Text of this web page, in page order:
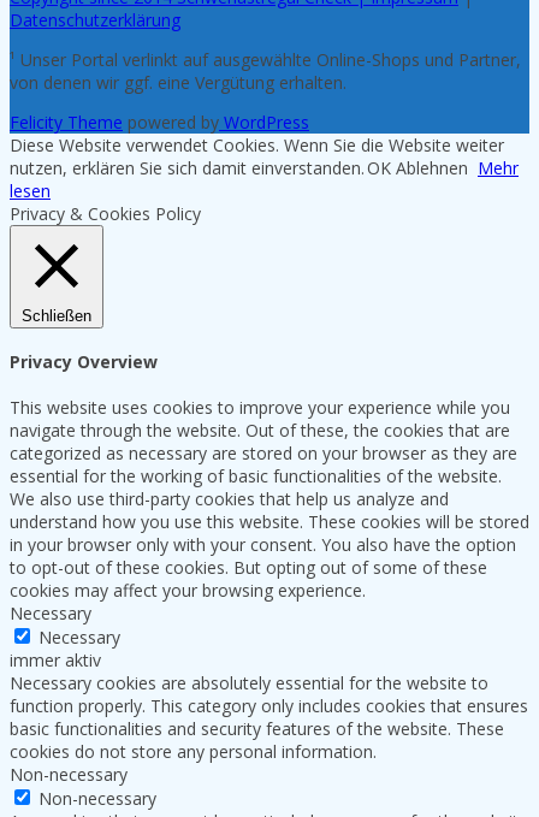
Datenschutzerklärung
¹ Unser Portal verlinkt auf ausgewählte Online-Shops und Partner,
von denen wir ggf. eine Vergütung erhalten.
Felicity Theme powered by WordPress
Diese Website verwendet Cookies. Wenn Sie die Website weiter
nutzen, erklären Sie sich damit einverstanden.OK Ablehnen Mehr
lesen
Privacy & Cookies Policy
Schließen
Privacy Overview
This website uses cookies to improve your experience while you
navigate through the website. Out of these, the cookies that are
categorized as necessary are stored on your browser as they are
essential for the working of basic functionalities of the website.
We also use third-party cookies that help us analyze and
understand how you use this website. These cookies will be stored
in your browser only with your consent. You also have the option
to opt-out of these cookies. But opting out of some of these
cookies may affect your browsing experience.
Necessary
Necessary
immer aktiv
Necessary cookies are absolutely essential for the website to
function properly. This category only includes cookies that ensures
basic functionalities and security features of the website. These
cookies do not store any personal information.
Non-necessary
Non-necessary